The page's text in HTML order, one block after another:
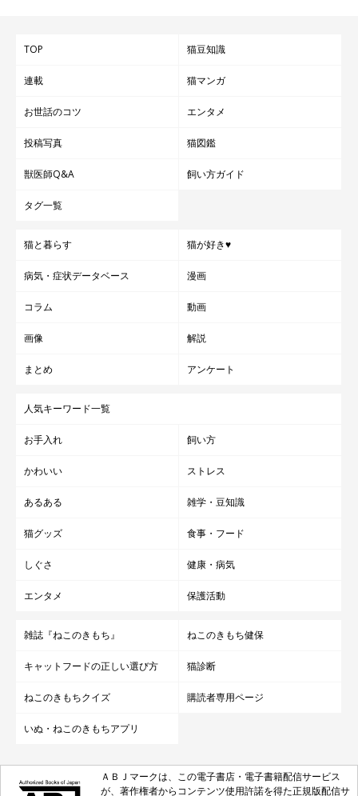
TOP 猫豆知識
連載 猫マンガ
お世話のコツ エンタメ
投稿写真 猫図鑑
獣医師Q&A 飼い方ガイド
タグ一覧
猫と暮らす 猫が好き♥
病気・症状データベース 漫画
コラム 動画
画像 解説
まとめ アンケート
人気キーワード一覧
お手入れ 飼い方
かわいい ストレス
あるある 雑学・豆知識
猫グッズ 食事・フード
しぐさ 健康・病気
エンタメ 保護活動
雑誌『ねこのきもち』 ねこのきもち健保
キャットフードの正しい選び方 猫診断
ねこのきもちクイズ 購読者専用ページ
いぬ・ねこのきもちアプリ
ＡＢＪマークは、この電子書店・電子書籍配信サービス
が、著作権者からコンテンツ使用許諾を得た正規版配信サ